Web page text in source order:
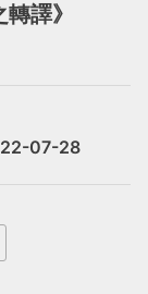
譯》
07-28